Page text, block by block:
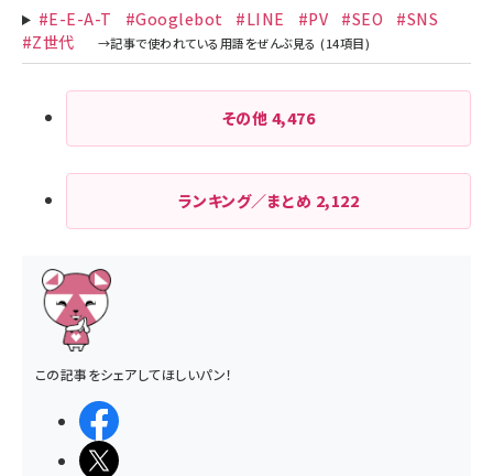
#E-E-A-T #Googlebot #LINE #PV #SEO
#SNS
#Z世代
その他 4,476
ランキング／まとめ 2,122
この記事をシェアしてほしいパン！